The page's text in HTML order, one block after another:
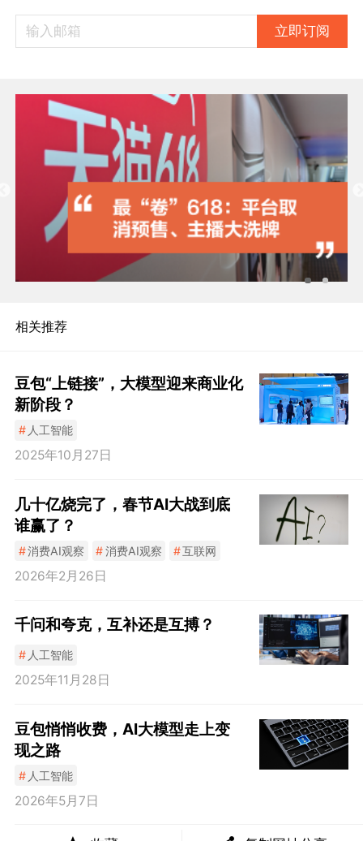
立即订阅
相关推荐
豆包“上链接”，大模型迎来商业化
新阶段？
# 人工智能
2025年10月27日
几十亿烧完了，春节AI大战到底
谁赢了？
#消费AI观察 #消费AI观察 #互联网
2026年2月26日
千问和夸克，互补还是互搏？
# 人工智能
2025年11月28日
豆包悄悄收费，AI大模型走上变
现之路
# 人工智能
2026年5月7日